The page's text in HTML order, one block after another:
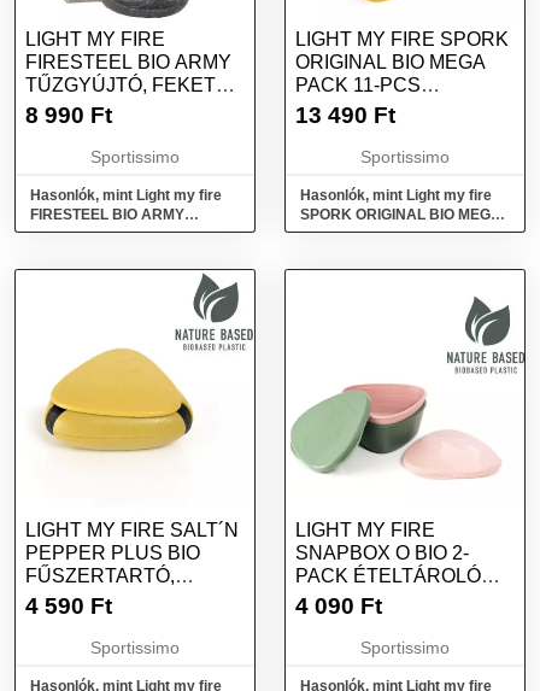
LIGHT MY FIRE
FIRESTEEL BIO ARMY
TŰZGYÚJTÓ, FEKETE,
MÉRET
8 990 Ft
Sportissimo
Hasonlók, mint Light my fire
FIRESTEEL BIO ARMY
Tűzgyújtó, fekete, méret
LIGHT MY FIRE SPORK
ORIGINAL BIO MEGA
PACK 11-PCS
EVŐESZKÖZ, MIX,
13 490 Ft
Sportissimo
Hasonlók, mint Light my fire
SPORK ORIGINAL BIO MEGA
PACK 11-PCS Evőeszköz,
LIGHT MY FIRE SALT´N
PEPPER PLUS BIO
FŰSZERTARTÓ,
SÁRGA, MÉRET
4 590 Ft
Sportissimo
Hasonlók, mint Light my fire
LIGHT MY FIRE
SNAPBOX O BIO 2-
PACK ÉTELTÁROLÓ
DOBOZ, RÓZSASZÍN,
4 090 Ft
Sportissimo
Hasonlók, mint Light my fire